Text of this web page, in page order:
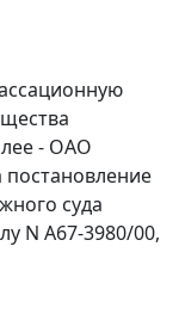
- ОАО
суда
N А67-3980/00,